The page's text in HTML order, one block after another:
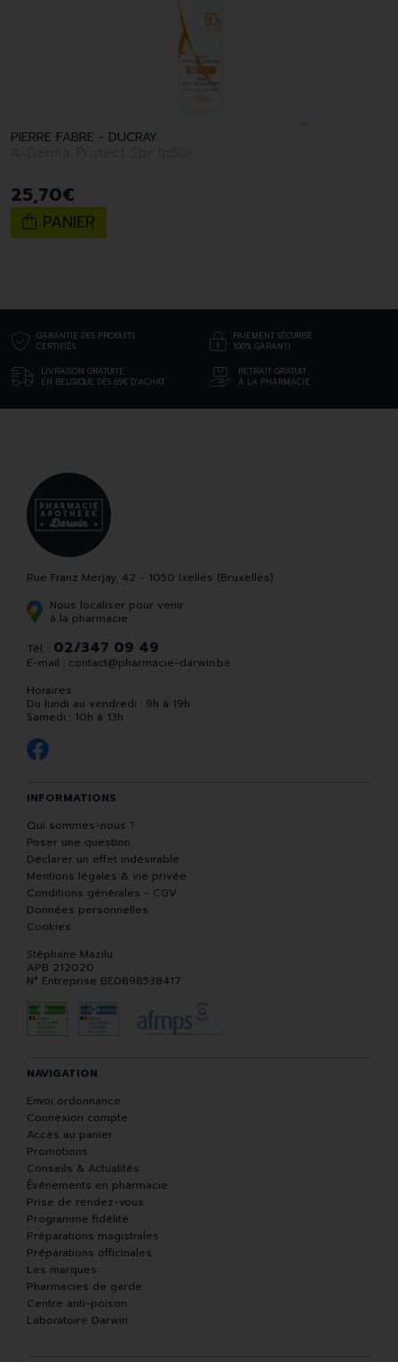
PIERRE FABRE - DUCRAY
25,70€
PANIER
GARANTIE DES PRODUITS
CERTIFIÉS
PAIEMENT SÉCURISÉ
100% GARANTI
LIVRAISON GRATUITE
EN BELGIQUE DÈS 69€ D’ACHAT
RETRAIT GRATUIT
À LA PHARMACIE
Rue Franz Merjay, 42 - 1050 Ixelles (Bruxelles)
Nous localiser pour venir
à la pharmacie
Tél. : 02/347 09 49
E-mail : contact@pharmacie-darwin.be
Horaires
Du lundi au vendredi : 9h à 19h
Samedi : 10h à 13h
INFORMATIONS
Qui sommes-nous ?
Poser une question
Déclarer un effet indésirable
Mentions légales & vie privée
Conditions générales - CGV
Données personnelles
Cookies
Stéphane Mazilu
APB 212020
N° Entreprise BE0898538417
NAVIGATION
Envoi ordonnance
Connexion compte
Accès au panier
Promotions
Conseils & Actualités
Événements en pharmacie
Prise de rendez-vous
Programme fidélité
Préparations magistrales
Préparations officinales
Les marques
Pharmacies de garde
Centre anti-poison
Laboratoire Darwin